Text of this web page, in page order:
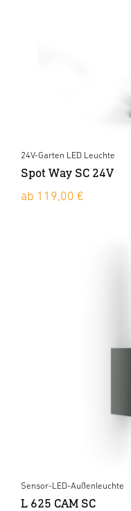
24V-Garten LED Leuchte
Spot Way SC 24V
ab 119,00 €
Sensor-LED-Außenleuchte
L 625 CAM SC